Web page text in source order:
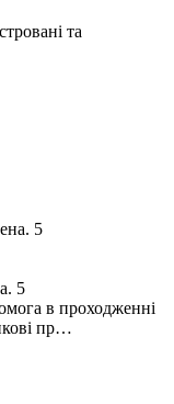
та
5
в проходженні
пр…